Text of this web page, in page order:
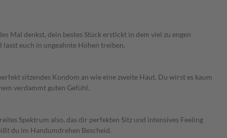
Mal denkst, dein bestes Stück erstickt in dem viel zu engen
euch in ungeahnte Höhen treiben.
sitzendes Kondom an wie eine zweite Haut. Du wirst es kaum
verdammt guten Gefühl.
Spektrum also, das dir perfekten Sitz und intensives Feeling
du im Handumdrehen Bescheid.